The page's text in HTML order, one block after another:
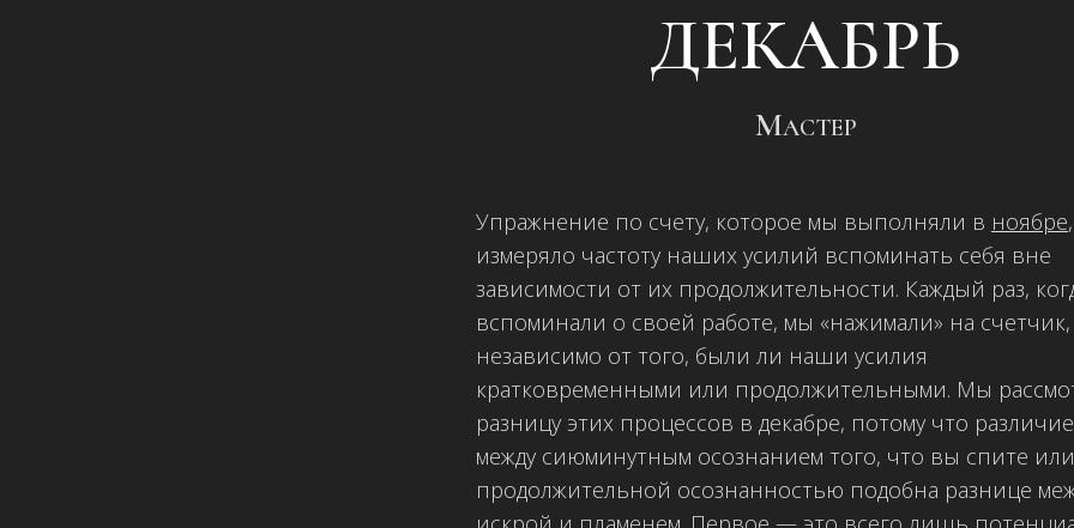
ДЕКАБРЬ
Мастер
Упражнение по счету, которое мы выполняли в ноябре,
измеряло частоту наших усилий вспоминать себя вне
зависимости от их продолжительности. Каждый раз,
вспоминали о своей работе, мы «нажимали» на счетчик,
независимо от того, были ли наши усилия
кратковременными или продолжительными. Мы
разницу этих процессов в декабре, потому что различие
между сиюминутным осознанием того, что вы спите или
продолжительной осознанностью подобна разнице